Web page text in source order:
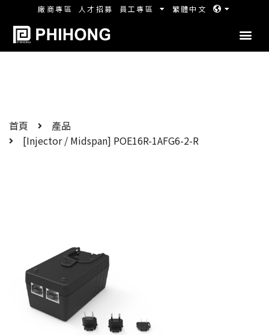
廠商專區 人才招募 員工專區 繁體中文
首頁
產品
[Injector / Midspan] POE16R-1AFG6-2-R